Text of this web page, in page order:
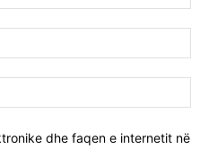
dhe faqen e internetit në